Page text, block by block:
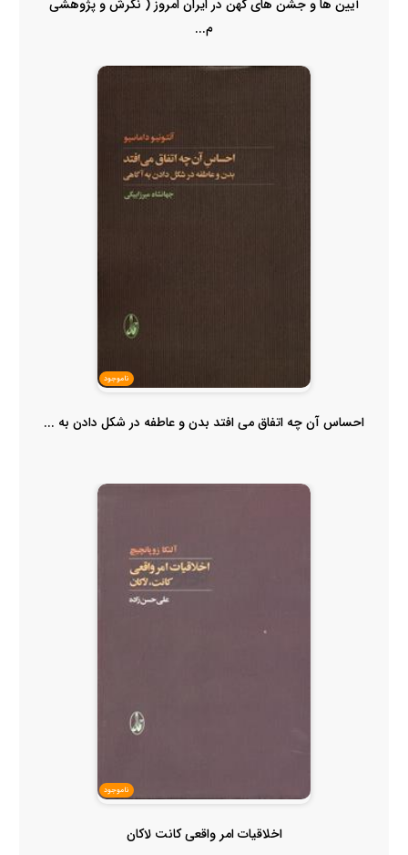
آیین ها و جشن های کهن در ایران امروز ( نگرش و پژوهشی
م...
ناموجود
احساس آن چه اتفاق می افتد بدن و عاطفه در شکل دادن به ...
ناموجود
اخلاقیات امر واقعی کانت لاکان